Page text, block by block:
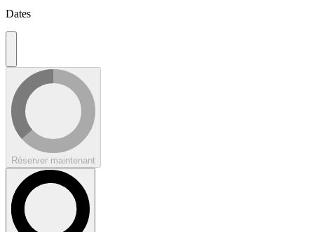
Dates
Réserver maintenant